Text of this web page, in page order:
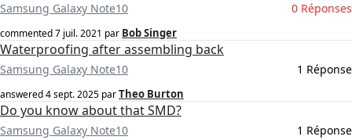
Samsung Galaxy Note10 0 Réponses
commented7 juil. 2021 par Bob Singer
Waterproofing after assembling back
Samsung Galaxy Note10 1 Réponse
answered4 sept. 2025 parTheo Burton
Do you know about that SMD?
Samsung Galaxy Note10 1 Réponse